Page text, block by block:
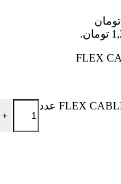
قیمت اصلی: 1,500,000 تومان
+